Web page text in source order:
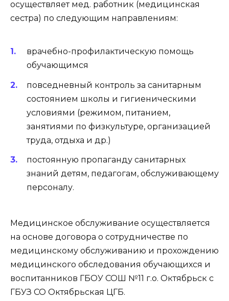
осуществляет мед. работник (медицинская
сестра) по следующим направлениям:
врачебно-профилактическую помощь
обучающимся
повседневный контроль за санитарным
состоянием школы и гигиеническими
условиями (режимом, питанием,
занятиями по физкультуре, организацией
труда, отдыха и др.)
постоянную пропаганду санитарных
знаний детям, педагогам, обслуживающему
персоналу.
Медицинское обслуживание осуществляется
на основе договора о сотрудничестве по
медицинскому обслуживанию и прохождению
медицинского обследования обучающихся и
воспитанников ГБОУ СОШ №11 г.о. Октябрьск с
ГБУЗ СО Октябрьская ЦГБ.